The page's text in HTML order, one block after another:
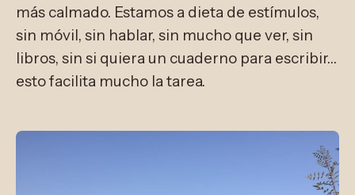
más calmado. Estamos a dieta de estímulos,
sin móvil, sin hablar, sin mucho que ver, sin
libros, sin si quiera un cuaderno para escribir…
esto facilita mucho la tarea.